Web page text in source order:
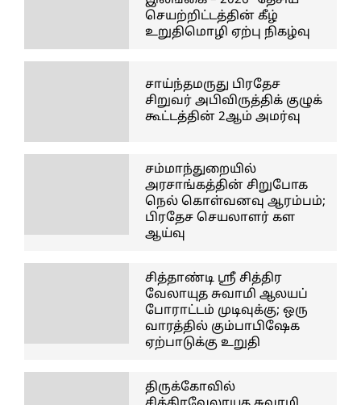
செயற்றிட்டத்தின் கீழ்
உறுதிமொழி ஏற்பு நிகழ்வு
சாய்ந்தமருது பிரதேச
சிறுவர் அபிவிருத்திக் குழுக்
கூட்டத்தின் 2ஆம் அமர்வு
சம்மாந்துறையில்
அரசாங்கத்தின் சிறுபோக
நெல் கொள்வனவு ஆரம்பம்;
பிரதேச செயலாளர் கள
ஆய்வு
சித்தாண்டி ஸ்ரீ சித்திர
வேலாயுத சுவாமி ஆலயப்
போராட்டம் முடிவுக்கு; ஒரு
வாரத்தில் கும்பாபிஷேக
ஏற்பாடுக்கு உறுதி
திருக்கோவில்